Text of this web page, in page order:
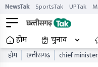
NewsTak SportsTak UPTak
होम चुनाव
होम छत्तीसगढ़
chief